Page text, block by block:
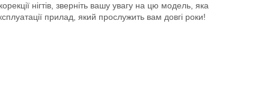
нігтів, зверніть вашу увагу на цю модель, яка
прилад, який прослужить вам довгі роки!